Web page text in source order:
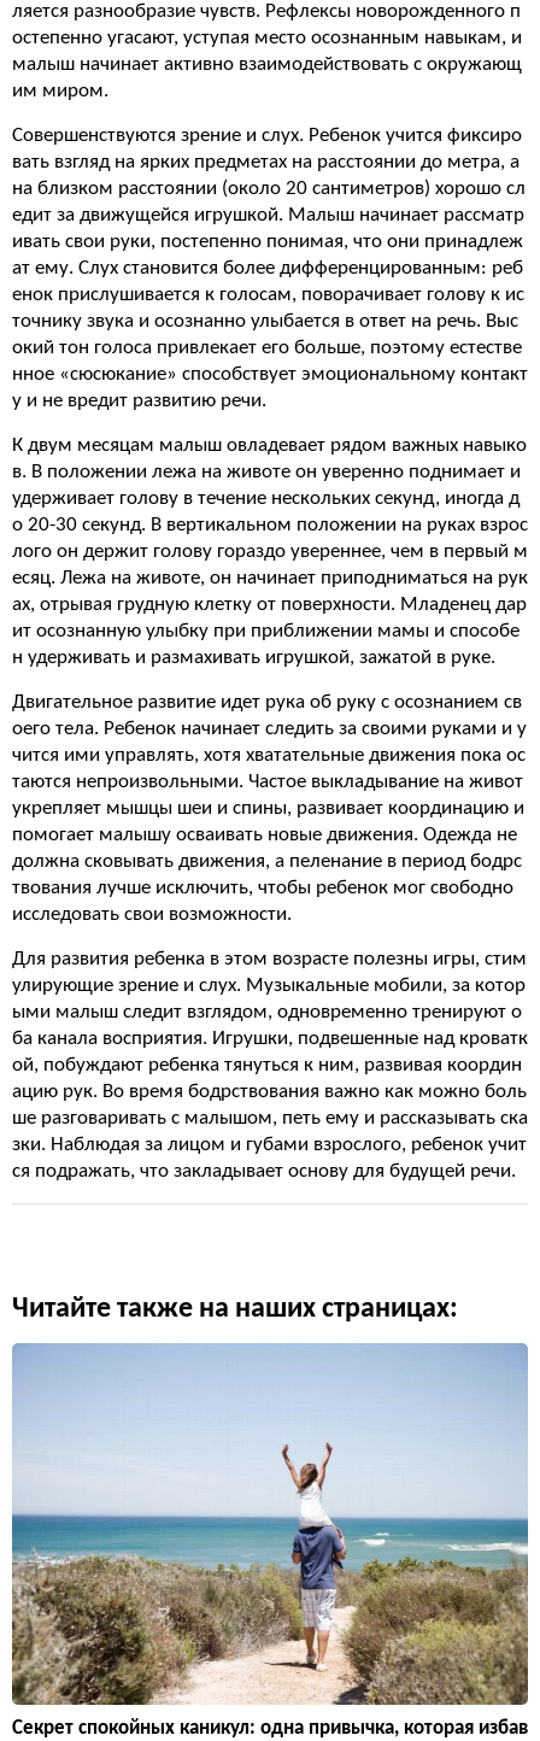
ляется разнообразие чувств. Рефлексы новорожденного п
остепенно угасают, уступая место осознанным навыкам, и
малыш начинает активно взаимодействовать с окружающ
им миром.
Совершенствуются зрение и слух. Ребенок учится фиксиро
вать взгляд на ярких предметах на расстоянии до метра, а
на близком расстоянии (около 20 сантиметров) хорошо сл
едит за движущейся игрушкой. Малыш начинает рассматр
ивать свои руки, постепенно понимая, что они принадлеж
ат ему. Слух становится более дифференцированным: реб
енок прислушивается к голосам, поворачивает голову к ис
точнику звука и осознанно улыбается в ответ на речь. Выс
окий тон голоса привлекает его больше, поэтому естестве
нное «сюсюкание» способствует эмоциональному контакт
у и не вредит развитию речи.
К двум месяцам малыш овладевает рядом важных навыко
в. В положении лежа на животе он уверенно поднимает и
удерживает голову в течение нескольких секунд, иногда д
о 20-30 секунд. В вертикальном положении на руках взрос
лого он держит голову гораздо увереннее, чем в первый м
есяц. Лежа на животе, он начинает приподниматься на рук
ах, отрывая грудную клетку от поверхности. Младенец дар
ит осознанную улыбку при приближении мамы и способе
н удерживать и размахивать игрушкой, зажатой в руке.
Двигательное развитие идет рука об руку с осознанием св
оего тела. Ребенок начинает следить за своими руками и у
чится ими управлять, хотя хватательные движения пока ос
таются непроизвольными. Частое выкладывание на живот
укрепляет мышцы шеи и спины, развивает координацию и
помогает малышу осваивать новые движения. Одежда не
должна сковывать движения, а пеленание в период бодрс
твования лучше исключить, чтобы ребенок мог свободно
исследовать свои возможности.
Для развития ребенка в этом возрасте полезны игры, стим
улирующие зрение и слух. Музыкальные мобили, за котор
ыми малыш следит взглядом, одновременно тренируют о
ба канала восприятия. Игрушки, подвешенные над кроватк
ой, побуждают ребенка тянуться к ним, развивая координ
ацию рук. Во время бодрствования важно как можно боль
ше разговаривать с малышом, петь ему и рассказывать ска
зки. Наблюдая за лицом и губами взрослого, ребенок учит
ся подражать, что закладывает основу для будущей речи.
Читайте также на наших страницах:
Секрет спокойных каникул: одна привычка, которая избав